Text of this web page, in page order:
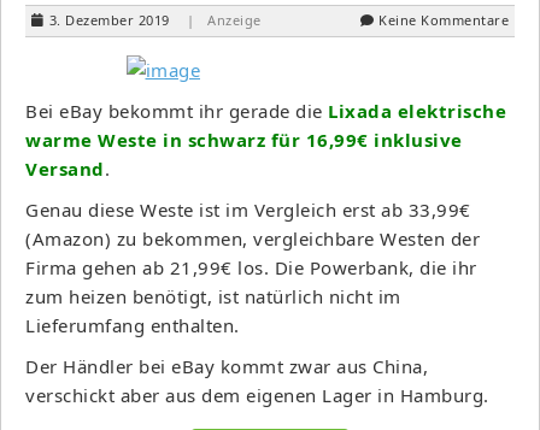
3. Dezember 2019 | Anzeige Keine Kommentare
Bei eBay bekommt ihr gerade die Lixada elektrische
warme Weste in schwarz für 16,99€ inklusive
Versand.
Genau diese Weste ist im Vergleich erst ab 33,99€
(Amazon) zu bekommen, vergleichbare Westen der
Firma gehen ab 21,99€ los. Die Powerbank, die ihr
zum heizen benötigt, ist natürlich nicht im
Lieferumfang enthalten.
Der Händler bei eBay kommt zwar aus China,
verschickt aber aus dem eigenen Lager in Hamburg.